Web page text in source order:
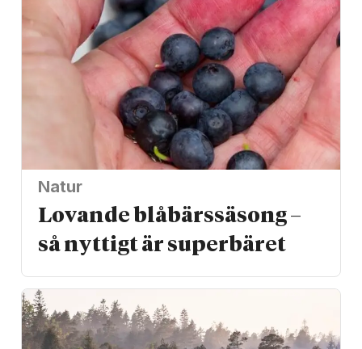
Natur
Lovande blåbärssäsong –
så nyttigt är superbäret